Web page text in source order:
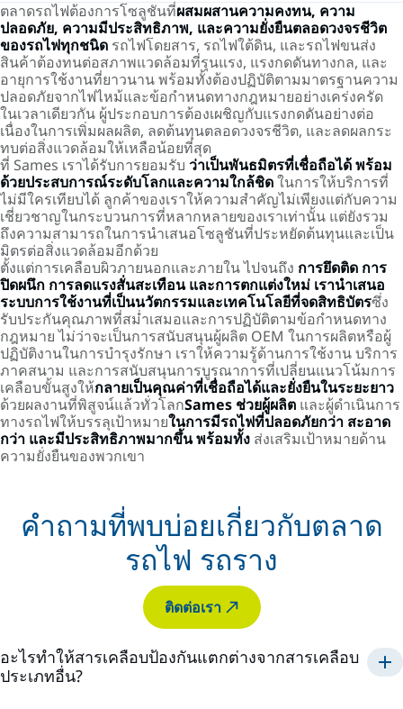
ตลาดรถไฟต้องการโซลูชันที่ผสมผสานความคงทน, ความ
ปลอดภัย, ความมีประสิทธิภาพ, และความยั่งยืนตลอดวงจรชีวิต
ของรถไฟทุกชนิด รถไฟโดยสาร, รถไฟใต้ดิน, และรถไฟขนส่ง
สินค้าต้องทนต่อสภาพแวดล้อมที่รุนแรง, แรงกดดันทางกล, และ
อายุการใช้งานที่ยาวนาน พร้อมทั้งต้องปฏิบัติตามมาตรฐานความ
ปลอดภัยจากไฟไหม้และข้อกำหนดทางกฎหมายอย่างเคร่งครัด
ในเวลาเดียวกัน ผู้ประกอบการต้องเผชิญกับแรงกดดันอย่างต่อ
เนื่องในการเพิ่มผลผลิต, ลดต้นทุนตลอดวงจรชีวิต, และลดผลกระ
ทบต่อสิ่งแวดล้อมให้เหลือน้อยที่สุด
ที่ Sames เราได้รับการยอมรับ ว่าเป็นพันธมิตรที่เชื่อถือได้ พร้อม
ด้วยประสบการณ์ระดับโลกและความใกล้ชิดในการให้บริการที่
ไม่มีใครเทียบได้ ลูกค้าของเราให้ความสำคัญไม่เพียงแต่กับความ
เชี่ยวชาญในกระบวนการที่หลากหลายของเราเท่านั้น แต่ยังรวม
ถึงความสามารถในการนำเสนอโซลูชันที่ประหยัดต้นทุนและเป็น
มิตรต่อสิ่งแวดล้อมอีกด้วย
ตั้งแต่การเคลือบผิวภายนอกและภายใน ไปจนถึง การยึดติด การ
ปิดผนึก การลดแรงสั่นสะเทือน และการตกแต่งใหม่ เรานำเสนอ
ระบบการใช้งานที่เป็นนวัตกรรมและเทคโนโลยีที่จดสิทธิบัตรซึ่ง
รับประกันคุณภาพที่สม่ำเสมอและการปฏิบัติตามข้อกำหนดทาง
กฎหมาย ไม่ว่าจะเป็นการสนับสนุนผู้ผลิต OEM ในการผลิตหรือผู้
ปฏิบัติงานในการบำรุงรักษา เราให้ความรู้ด้านการใช้งาน บริการ
ภาคสนาม และการสนับสนุนการบูรณาการที่เปลี่ยนแนวโน้มการ
เคลือบขั้นสูงให้กลายเป็นคุณค่าที่เชื่อถือได้และยั่งยืนในระยะยาว
ด้วยผลงานที่พิสูจน์แล้วทั่วโลกSames ช่วยผู้ผลิต และผู้ดำเนินการ
ทางรถไฟให้บรรลุเป้าหมายในการมีรถไฟที่ปลอดภัยกว่า สะอาด
กว่า และมีประสิทธิภาพมากขึ้น พร้อมทั้ง ส่งเสริมเป้าหมายด้าน
ความยั่งยืนของพวกเขา
คำถามที่พบบ่อยเกี่ยวกับตลาด
รถไฟ รถราง
ติดต่อเรา
อะไรทำให้สารเคลือบป้องกันแตกต่างจากสารเคลือบ
ประเภทอื่น?